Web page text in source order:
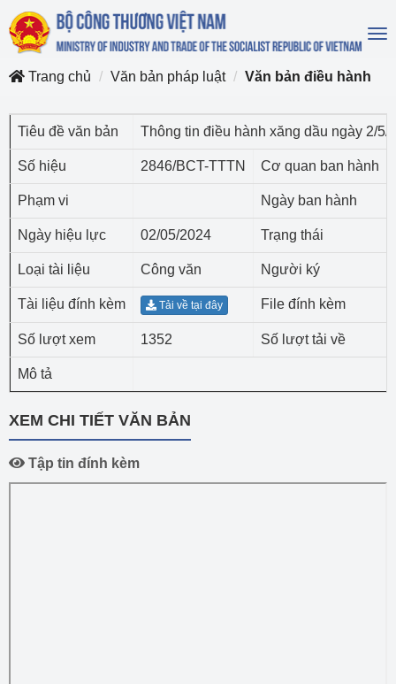
Trang chủ
Văn bản pháp luật Văn bản điều hành
Tiêu đề văn bản Thông tin điều hành xăng dầu ngày 2/5/
Số hiệu 2846/BCT-TTTN Cơ quan ban hành
Phạm vi Ngày ban hành
Ngày hiệu lực 02/05/2024 Trạng thái
Loại tài liệu Công văn Người ký
Tài liệu đính kèm Tải về tại đây File đính kèm
Số lượt xem 1352 Số lượt tải về
Mô tả
XEM CHI TIẾT VĂN BẢN
Tập tin đính kèm